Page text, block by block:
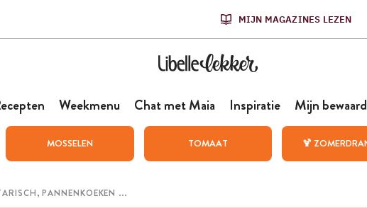
MIJN MAGAZINES LEZEN
Weekmenu Chat met Maia Inspiratie Mijn
MOSSELEN TOMAAT 🍹